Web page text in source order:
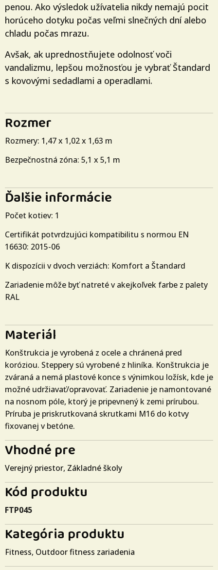
penou. Ako výsledok užívatelia nikdy nemajú pocit
horúceho dotyku počas veľmi slnečných dní alebo
chladu počas mrazu.
Avšak, ak uprednostňujete odolnosť voči
vandalizmu, lepšou možnosťou je vybrať Štandard
s kovovými sedadlami a operadlami.
Rozmer
Rozmery: 1,47 x 1,02 x 1,63 m
Bezpečnostná zóna: 5,1 x 5,1 m
Ďalšie informácie
Počet kotiev: 1
Certifikát potvrdzujúci kompatibilitu s normou EN
16630: 2015-06
K dispozícii v dvoch verziách: Komfort a Štandard
Zariadenie môže byť natreté v akejkoľvek farbe z palety
RAL
Materiál
Konštrukcia je vyrobená z ocele a chránená pred
koróziou. Steppery sú vyrobené z hliníka. Konštrukcia je
zváraná a nemá plastové konce s výnimkou ložísk, kde je
možné udržiavať/opravovať. Zariadenie je namontované
na nosnom póle, ktorý je pripevnený k zemi prírubou.
Príruba je priskrutkovaná skrutkami M16 do kotvy
fixovanej v betóne.
Vhodné pre
Verejný priestor, Základné školy
Kód produktu
FTP045
Kategória produktu
Fitness, Outdoor fitness zariadenia